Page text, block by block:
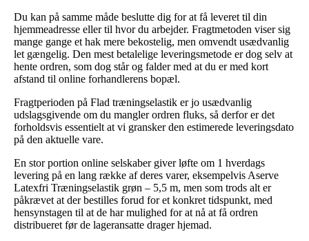
Du kan på samme måde beslutte dig for at få leveret til din
hjemmeadresse eller til hvor du arbejder. Fragtmetoden viser sig
mange gange et hak mere bekostelig, men omvendt usædvanlig
let gængelig. Den mest betalelige leveringsmetode er dog selv at
hente ordren, som dog står og falder med at du er med kort
afstand til online forhandlerens bopæl.
Fragtperioden på Flad træningselastik er jo usædvanlig
udslagsgivende om du mangler ordren fluks, så derfor er det
forholdsvis essentielt at vi gransker den estimerede leveringsdato
på den aktuelle vare.
En stor portion online selskaber giver løfte om 1 hverdags
levering på en lang række af deres varer, eksempelvis Aserve
Latexfri Træningselastik grøn – 5,5 m, men som trods alt er
påkrævet at der bestilles forud for et konkret tidspunkt, med
hensynstagen til at de har mulighed for at nå at få ordren
distribueret før de lageransatte drager hjemad.